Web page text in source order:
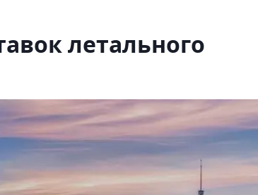
летального